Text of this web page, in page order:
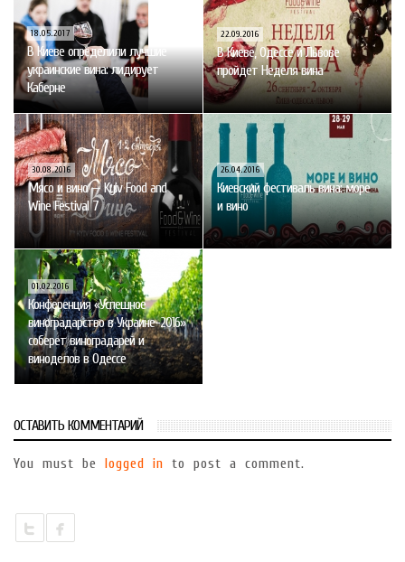
18.05.2017
В Киеве определили лучшие
украинские вина: лидирует
Каберне
22.09.2016
В Киеве, Одессе и Львове
пройдет Неделя вина
30.08.2016
Мясо и вино — Kyiv Food and
Wine Festival 7
26.04.2016
Киевский фестиваль вина: море
и вино
01.02.2016
Конференция «Успешное
виноградарство в Украине-2016»
соберет виноградарей и
виноделов в Одессе
ОСТАВИТЬ КОММЕНТАРИЙ
You must be logged in to post a comment.